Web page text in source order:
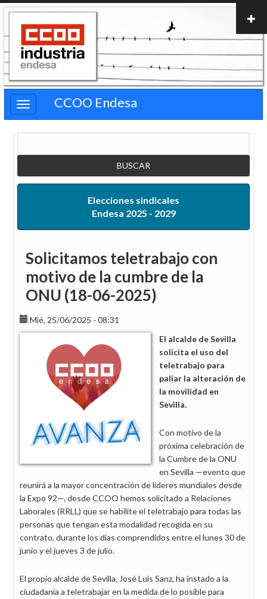
Pasar
contenido
principal
CCOO Endesa
Elecciones sindicales
Endesa 2025 - 2029
Solicitamos teletrabajo con
motivo de la cumbre de la
ONU (18-06-2025)
Mié, 25/06/2025 - 08:31
El alcalde de Sevilla
solicita el uso del
teletrabajo para
paliar la alteración de
la movilidad en
Sevilla.
Con motivo de la
próxima celebración de
la Cumbre de la ONU
en Sevilla —evento que
reunirá a la mayor concentración de líderes mundiales desde
la Expo 92—, desde CCOO hemos solicitado a Relaciones
Laborales (RRLL) que se habilite el teletrabajo para todas las
personas que tengan esta modalidad recogida en su
contrato, durante los días comprendidos entre el lunes 30 de
junio y el jueves 3 de julio.
El propio alcalde de Sevilla, José Luis Sanz, ha instado a la
ciudadanía a teletrabajar en la medida de lo posible para